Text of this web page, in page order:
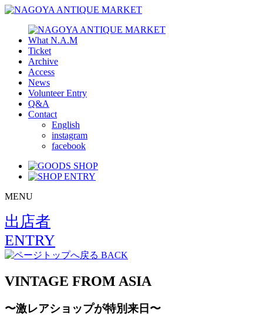
What N.A.M
Ticket
Archive
Access
News
Volunteer Entry
Q&A
Contact
English
instagram
facebook
MENU
出店者
ENTRY
BACK
VINTAGE FROM ASIA
〜激レアショップが特別来日〜